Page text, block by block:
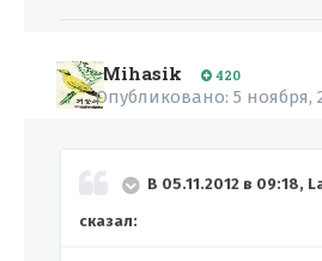
Mihasik 420
Опубликовано: 5 ноября,
В 05.11.2012 в 09:18,
сказал: